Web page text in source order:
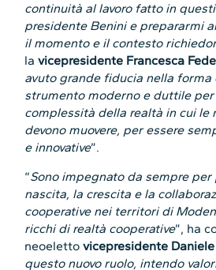
continuità al lavoro fatto in
presidente Benini e prepararmi
il momento e il contesto
la vicepresidente Francesca
avuto grande fiducia nella forma
strumento moderno e duttile
complessità della realtà in cui le
devono muovere, per essere
e innovative”.
“Sono impegnato da sempre per
nascita, la crescita e la
cooperative nei territori di
ricchi di realtà cooperative”, ha
neoeletto vicepresidente
questo nuovo ruolo, intendo